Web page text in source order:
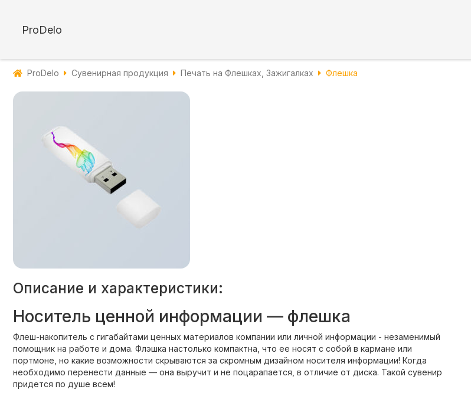
ProDelo
ProDelo Сувенирная продукция Печать на Флешках, Зажигалках Флешка
Описание и характеристики:
Носитель ценной информации — флешка
Флеш-накопитель с гигабайтами ценных материалов компании или личной информации - незаменимый
помощник на работе и дома. Флэшка настолько компактна, что ее носят с собой в кармане или
портмоне, но какие возможности скрываются за скромным дизайном носителя информации! Когда
необходимо перенести данные — она выручит и не поцарапается, в отличие от диска. Такой сувенир
придется по душе всем!